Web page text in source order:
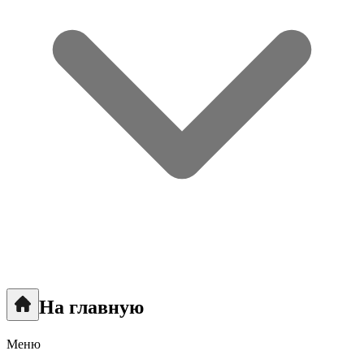
На главную
Меню